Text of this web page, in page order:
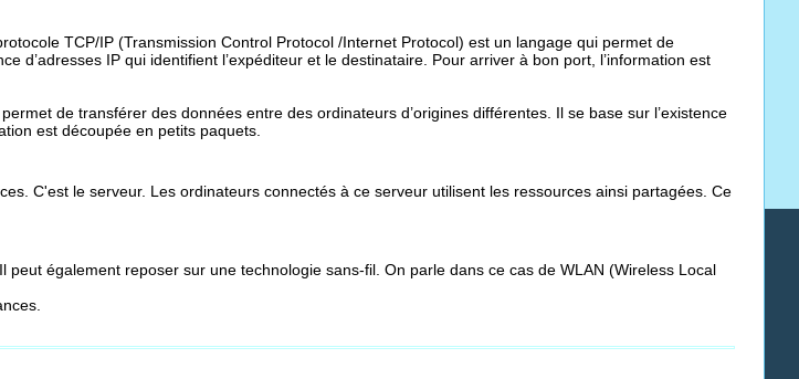
TCP/IP (Transmission Control Protocol /Internet Protocol) est un langage qui permet de
d’adresses IP qui identifient l’expéditeur et le destinataire. Pour arriver à bon port, l’information est
de transférer des données entre des ordinateurs d’origines différentes. Il se base sur l’existence
est découpée en petits paquets.
C'est le serveur. Les ordinateurs connectés à ce serveur utilisent les ressources ainsi partagées. Ce
également reposer sur une technologie sans-fil. On parle dans ce cas de WLAN (Wireless Local